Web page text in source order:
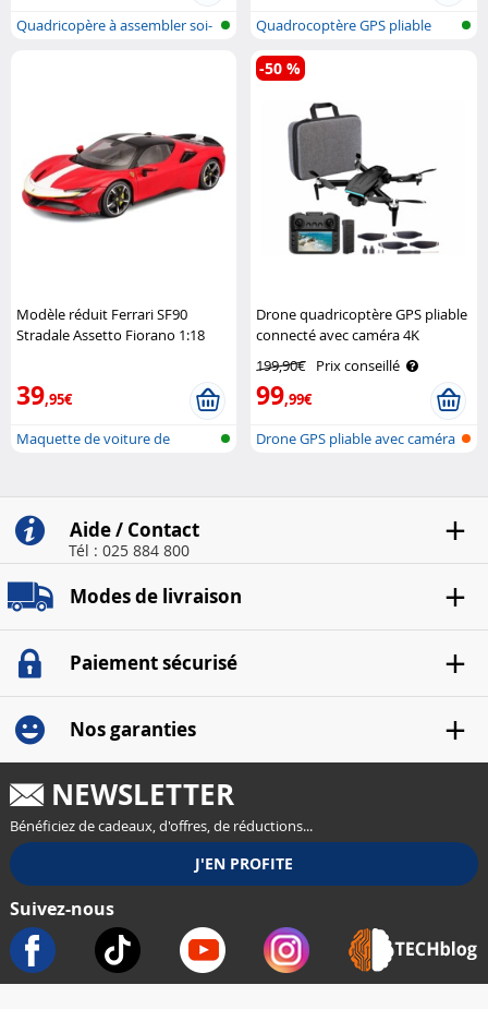
Quadricopère à assembler soi-
Quadrocoptère GPS pliable
avec camé..
Modèle réduit Ferrari SF90
Stradale Assetto Fiorano 1:18
39,95€
Maquette de voiture de
Drone quadricoptère GPS pliable
connecté avec caméra 4K
199,90€ Prix conseillé
99,99€
-50 %
Drone GPS pliable avec caméra
Aide / Contact
Tél : 025 884 800
Modes de livraison
Paiement sécurisé
Nos garanties
NEWSLETTER
Bénéficiez de cadeaux, d'offres, de réductions...
Suivez-nous